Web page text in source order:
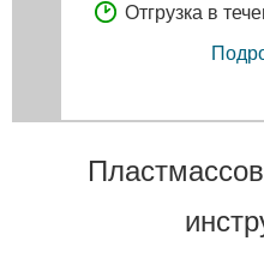
Отгрузка в